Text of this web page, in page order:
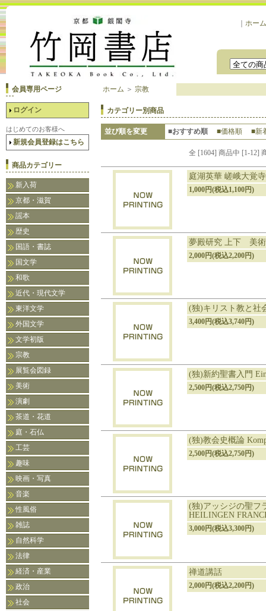
ホーム
会員専用ページ
ログイン
はじめてのお客様へ
新規会員登録はこちら
商品カテゴリー
新入荷
京都・滋賀
謡本
歴史
国語・書誌
国文学
和歌
近代・現代文学
東洋文学
外国文学
文学初版
宗教
展覧会図録
美術
演劇
茶道・花道
庭・石仏
工芸
趣味
映画・写真
音楽
性風俗
雑誌
自然科学
法律
経済・産業
政治
社会
ホーム ＞ 宗教
カテゴリー別商品
並び順を変更 ■おすすめ順 ■価格順 ■新
全 [1604] 商品中 [1-12]
庭湖英華 嵯峨大覚寺
1,000円(税込1,100円)
夢殿研究 上下 美術
2,000円(税込2,200円)
(独)キリスト教と社
3,400円(税込3,740円)
(独)新約聖書入門
2,500円(税込2,750円)
(独)教会史概論
2,500円(税込2,750円)
(独)アッシジの聖フ
HEILINGEN
3,000円(税込3,300円)
禅道講話
2,000円(税込2,200円)